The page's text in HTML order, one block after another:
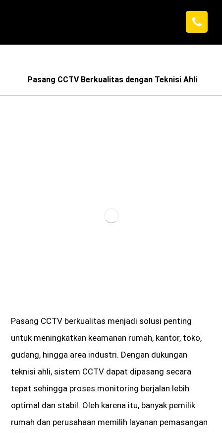
Pasang CCTV Berkualitas dengan Teknisi Ahli
Pasang CCTV berkualitas menjadi solusi penting
untuk meningkatkan keamanan rumah, kantor, toko,
gudang, hingga area industri. Dengan dukungan
teknisi ahli, sistem CCTV dapat dipasang secara
tepat sehingga proses monitoring berjalan lebih
optimal dan stabil. Oleh karena itu, banyak pemilik
rumah dan perusahaan memilih layanan pemasangan